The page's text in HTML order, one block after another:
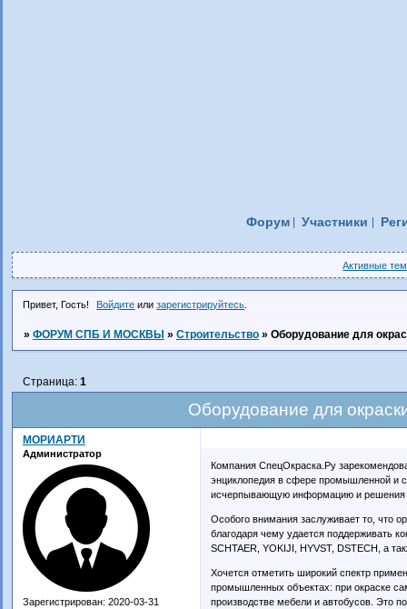
Форум Участники
Активные
Привет, Гость! Войдите илизарегистрируйтесь
» ФОРУМ СПБ И МОСКВЫ » Строительство » Оборудование для
Оборудование для
Страница: 1
МОРИАРТИ
Администратор
Зарегистрирован: 2020-03-31
Компания СпецОкраска.Ру
энциклопедия в сфере промышленной и
исчерпывающую информацию и решения
Особого внимания заслуживает то, что
благодаря чему удается поддерживать
SCHTAER, YOKIJI, HYVST, DSTECH, а
Хочется отметить широкий спектр
промышленных объектах: при окраске
производстве мебели и автобусов. Это